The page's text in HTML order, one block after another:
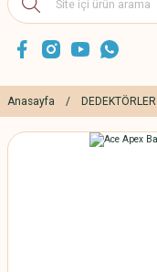
Anasayfa DEDEKTÖRLER